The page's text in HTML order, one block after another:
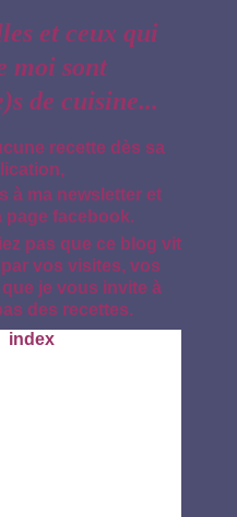
et ceux qui
moi sont
de cuisine...
recette dès sa
à ma newsletter et
page facebook.
pas que ce blog vit
vos visites, vos
je vous invite à
des recettes.